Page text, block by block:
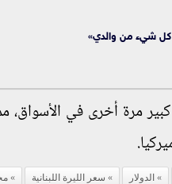
كل شيء من والدي»
مرة أخرى في الأسواق،
الدولار سعر الليرة اللبنانية